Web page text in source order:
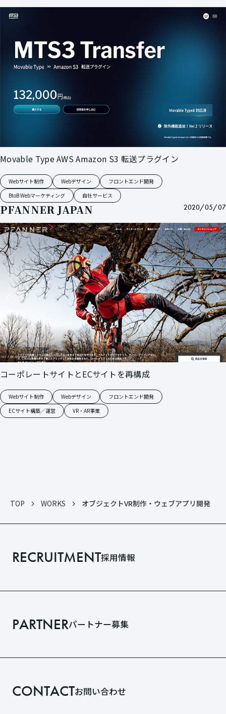
Movable Type AWS Amazon S3 転送プラグイン
Webサイト制作 Webデザイン
フロントエンド開発
BtoB Webマーケティング
自社サービス
PFANNER JAPAN 2020/05/07
コーポレートサイトとECサイトを再構成
Webサイト制作 Webデザイン
フロントエンド開発
ECサイト構築／運営
VR・AR事業
TOP WORKS オブジェクトVR制作・ウェブアプリ開発
RECRUITMENT採用情報
PARTNERパートナー募集
CONTACTお問い合わせ